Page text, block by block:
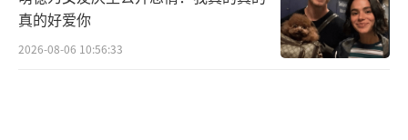
真的好爱你
2026-08-06 10:56:33